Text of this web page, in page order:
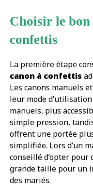
Choisir le bon
confettis
La première étape
canon à confettis
Les canons manuels
leur mode
manuels, plus
simple pression,
offrent une portée
simplifiée. Lors d’un
conseillé d’opter pour
grande taille pour un
des mariés.